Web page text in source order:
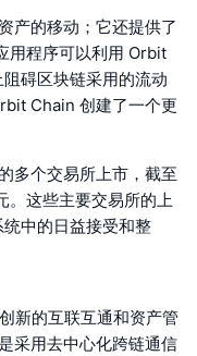
产的移动；它还提供了
用程序可以利用 Orbit
碍区块链采用的流动
Chain 创建了一个更
多个交易所上市，截至
。这些主要交易所的上
中的日益接受和整
新的互联互通和资产管
采用去中心化跨链通信